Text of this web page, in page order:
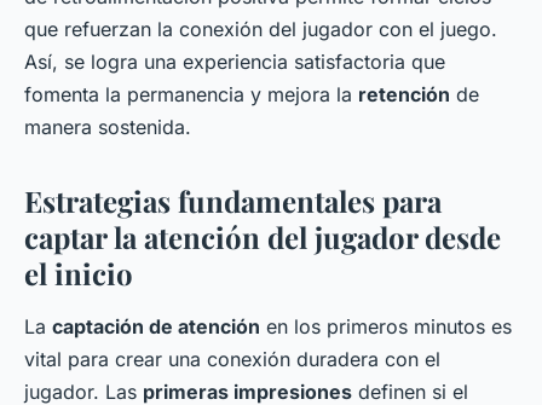
que refuerzan la conexión del jugador con el juego.
Así, se logra una experiencia satisfactoria que
fomenta la permanencia y mejora la retención de
manera sostenida.
Estrategias fundamentales para
captar la atención del jugador desde
el inicio
La captación de atención en los primeros minutos es
vital para crear una conexión duradera con el
jugador. Las primeras impresiones definen si el